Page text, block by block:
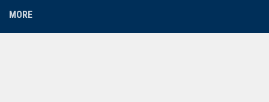
MORE